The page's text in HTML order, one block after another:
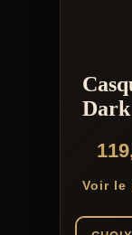
Voir le